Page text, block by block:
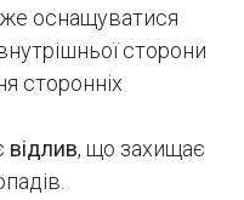
оснащуватися
сторони
сторонніх
відлив, що захищає